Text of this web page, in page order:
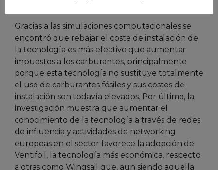
Gracias a las simulaciones computacionales se
encontró que rebajar el coste de instalación de
la tecnología es más efectivo que aumentar
impuestos a los carburantes, principalmente
porque esta tecnología no sustituye totalmente
el uso de carburantes fósiles y sus costes de
instalación son todavía elevados. Por último, la
investigación muestra que aumentar el
conocimiento de la tecnología a través de redes
de influencia y actividades de networking
europeas en el sector favorece la adopción de
Ventifoil, la tecnología más económica, respecto
a otras como Wingsail que, aun siendo aquella